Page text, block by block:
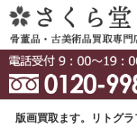
コ
ン
テ
版画買取ます。リトグ